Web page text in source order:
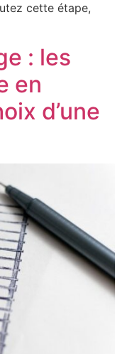
cette étape,
: les
en
d’une